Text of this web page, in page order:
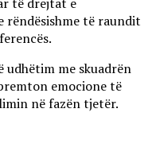
të raundit
udhëtim me skuadrën
emocione të
në fazën tjetër.